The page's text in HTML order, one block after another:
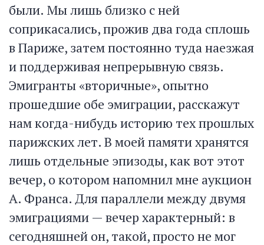
были. Мы лишь близко с ней
соприкасались, прожив два года сплошь
в Париже, затем постоянно туда наезжая
и поддерживая непрерывную связь.
Эмигранты «вторичные», опытно
прошедшие обе эмиграции, расскажут
нам когда-нибудь историю тех прошлых
парижских лет. В моей памяти хранятся
лишь отдельные эпизоды, как вот этот
вечер, о котором напомнил мне аукцион
А. Франса. Для параллели между двумя
эмиграциями — вечер характерный: в
сегодняшней он, такой, просто не мог